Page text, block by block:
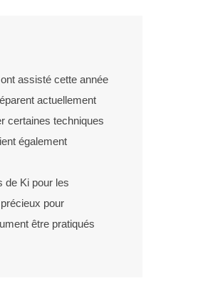
assisté cette année
actuellement
certaines techniques
également
de Ki pour les
pour
être pratiqués